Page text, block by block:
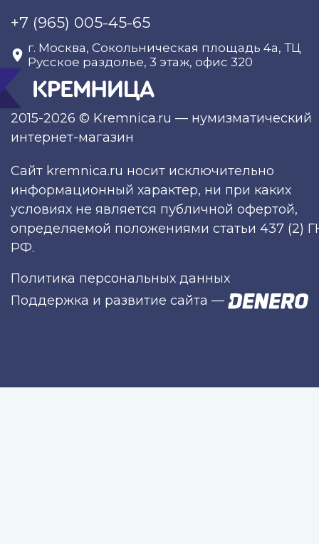
2015-2026 © Kremnica.ru — нумизматический
интернет-магазин
+7 (965) 005-45-65
г. Москва, Сокольническая площадь 4а, ТЦ
Русское раздолье, 3 этаж, офис 320
Сайт kremnica.ru носит исключительно
информационный характер, ни при каких
условиях не является публичной офертой,
определяемой положениями статьи 437 (2)
РФ.
Политика персональных данных
Поддержка и развитие сайта —